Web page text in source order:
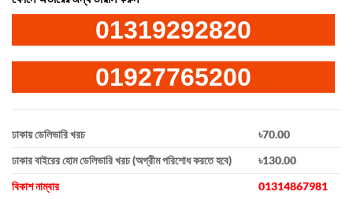
01319292820
01927765200
ঢাকায় ডেলিভারি খরচ
৳70.00
ঢাকার বাইরের হোম ডেলিভারি খরচ (অগ্রীম পরিশোধ করতে হবে)
৳130.00
বিকাশ নাম্বার
01314867981